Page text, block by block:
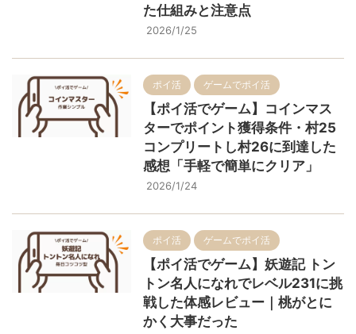
た仕組みと注意点
2026/1/25
ポイ活 ゲームでポイ活
【ポイ活でゲーム】コインマス
ターでポイント獲得条件・村25
コンプリートし村26に到達した
感想「手軽で簡単にクリア」
2026/1/24
ポイ活 ゲームでポイ活
【ポイ活でゲーム】妖遊記 トン
トン名人になれでレベル231に挑
戦した体感レビュー｜桃がとに
かく大事だった